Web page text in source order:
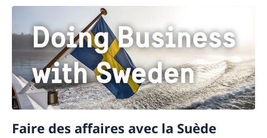
Faire des affaires avec la Suède